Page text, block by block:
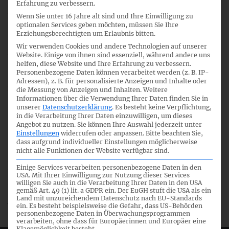
IAS 12: Bilanzierung steuerlicher Effekte aus
Finanzinstrumenten, die als Eigenkapital ausgewiesen
werden;
IAS 23: Bestimmung von Fremdkapitalkosten, wenn ein
bislang in Konstruktion befindlicher Vermögenswert
fertiggestellt wurde;
IAS 28: Zusammenwirken der
Wertminderungsvorschriften von IAS 28 und IFRS 9 bei
langfristigen Beteiligungen.
Stellungnahmen werden in elektronischer Form erbeten
und sind bis zum12. April 2017auf der Internetseite des
IASB einzureichen.
Weitere Informationen finden Sie auf derSeite des IASB
Erfahrung zu verbessern.
Wenn Sie unter 16 Jahre alt sind und Ihre Einwilligung zu
optionalen Services geben möchten, müssen Sie Ihre
Erziehungsberechtigten um Erlaubnis bitten.
Wir verwenden Cookies und andere Technologien auf unserer
Website. Einige von ihnen sind essenziell, während andere uns
helfen, diese Website und Ihre Erfahrung zu verbessern.
Personenbezogene Daten können verarbeitet werden (z. B. IP-
Adressen), z. B. für personalisierte Anzeigen und Inhalte oder
die Messung von Anzeigen und Inhalten. Weitere
Informationen über die Verwendung Ihrer Daten finden Sie in
unserer Datenschutzerklärung. Es besteht keine Verpflichtung,
in die Verarbeitung Ihrer Daten einzuwilligen, um dieses
Angebot zu nutzen. Sie können Ihre Auswahl jederzeit unter
Einstellungen widerrufen oder anpassen. Bitte beachten Sie,
dass aufgrund individueller Einstellungen möglicherweise
nicht alle Funktionen der Website verfügbar sind.
Einige Services verarbeiten personenbezogene Daten in den
USA. Mit Ihrer Einwilligung zur Nutzung dieser Services
willigen Sie auch in die Verarbeitung Ihrer Daten in den USA
gemäß Art. 49 (1) lit. a GDPR ein. Der EuGH stuft die USA als ein
Land mit unzureichendem Datenschutz nach EU-Standards
ein. Es besteht beispielsweise die Gefahr, dass US-Behörden
personenbezogene Daten in Überwachungsprogrammen
verarbeiten, ohne dass für Europäerinnen und Europäer eine